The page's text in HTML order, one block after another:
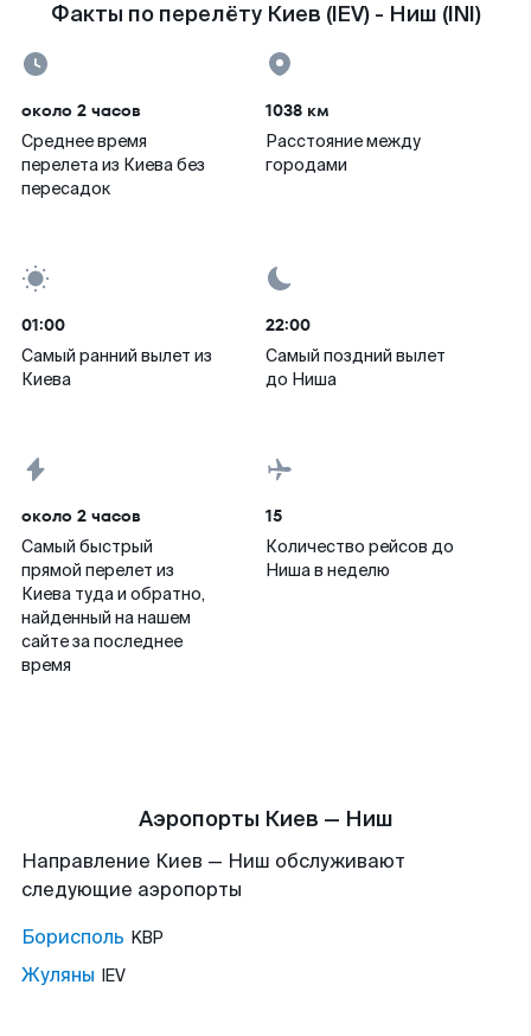
Факты по перелёту Киев (IEV) - Ниш (INI)
около 2 часов
Среднее время
перелета из Киева без
пересадок
1038 км
Расстояние между
городами
01:00
Самый ранний вылет из
Киева
22:00
Самый поздний вылет
до Ниша
около 2 часов
Самый быстрый
прямой перелет из
Киева туда и обратно,
найденный на нашем
сайте за последнее
время
15
Количество рейсов до
Ниша в неделю
Аэропорты Киев — Ниш
Направление Киев — Ниш обслуживают
следующие аэропорты
Борисполь KBP
Жуляны IEV